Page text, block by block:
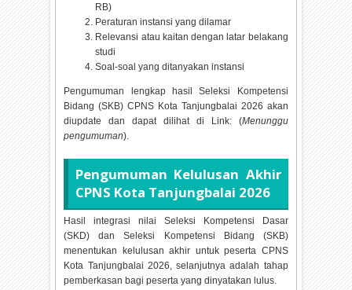
RB)
Peraturan instansi yang dilamar
Relevansi atau kaitan dengan latar belakang
studi
Soal-soal yang ditanyakan instansi
Pengumuman lengkap hasil Seleksi Kompetensi
Bidang (SKB) CPNS Kota Tanjungbalai 2026 akan
diupdate dan dapat dilihat di Link: (Menunggu
pengumuman).
Pengumuman Kelulusan Akhir
CPNS Kota Tanjungbalai 2026
Hasil integrasi nilai Seleksi Kompetensi Dasar
(SKD) dan Seleksi Kompetensi Bidang (SKB)
menentukan kelulusan akhir untuk peserta CPNS
Kota Tanjungbalai 2026, selanjutnya adalah tahap
pemberkasan bagi peserta yang dinyatakan lulus.